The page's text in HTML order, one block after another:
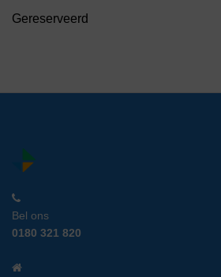
Gereserveerd
Bel ons
0180 321 820